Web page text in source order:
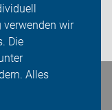
verwenden wir
Die
Alles